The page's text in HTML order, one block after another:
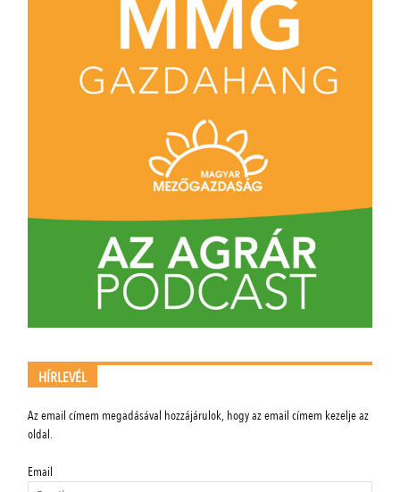
HÍRLEVÉL
Az email címem megadásával hozzájárulok, hogy az email címem kezelje az
oldal.
Email